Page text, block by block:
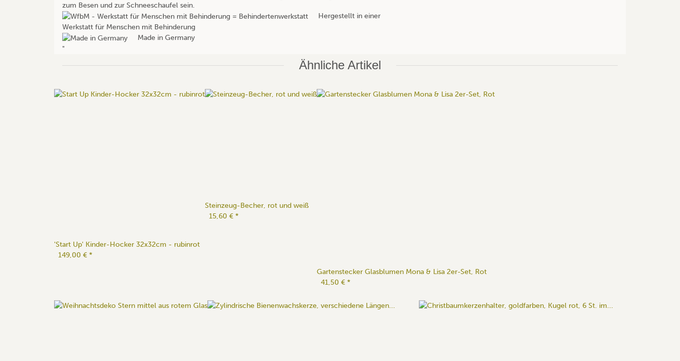
zum Besen und zur Schneeschaufel sein.
Hergestellt in einer
Werkstatt für Menschen mit Behinderung
Made in Germany
"
Ähnliche Artikel
'Start Up' Kinder-Hocker 32x32cm - rubinrot
149,00 € *
Steinzeug-Becher, rot und weiß
15,60 € *
Gartenstecker Glasblumen Mona & Lisa 2er-Set, Rot
41,50 € *